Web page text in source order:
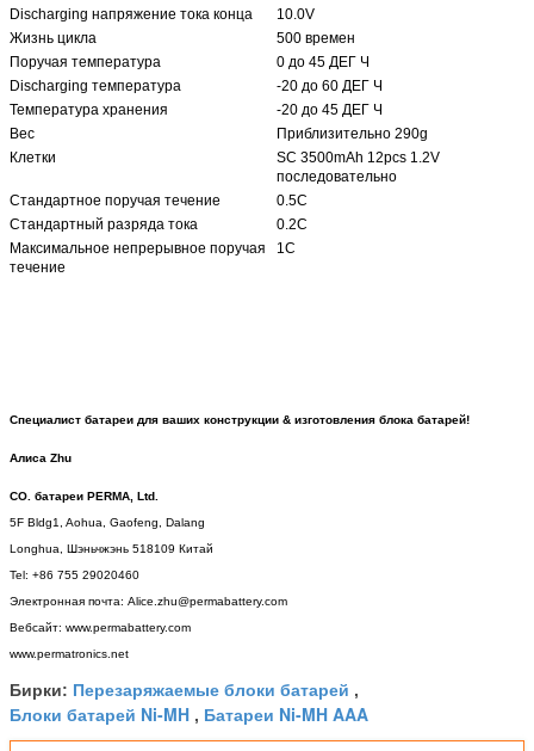
Discharging напряжение тока конца
10.0V
Жизнь цикла
500 времен
Поручая температура
0 до 45 ДЕГ Ч
Discharging температура
-20 до 60 ДЕГ Ч
Температура хранения
-20 до 45 ДЕГ Ч
Вес
Приблизительно 290g
Клетки
SC 3500mAh 12pcs 1.2V
последовательно
Стандартное поручая течение
0.5C
Стандартный разряда тока
0.2C
Максимальное непрерывное поручая
течение
1C
Специалист батареи для ваших конструкции & изготовления блока батарей!
Алиса Zhu
CO. батареи PERMA, Ltd.
5F Bldg1, Aohua, Gaofeng, Dalang
Longhua, Шэньчжэнь 518109 Китай
Tel: +86 755 29020460
Электронная почта: Alice.zhu@permabattery.com
Вебсайт: www.permabattery.com
www.permatronics.net
Бирки: Перезаряжаемые блоки батарей ,
Блоки батарей Ni-MH , Батареи Ni-MH AAA